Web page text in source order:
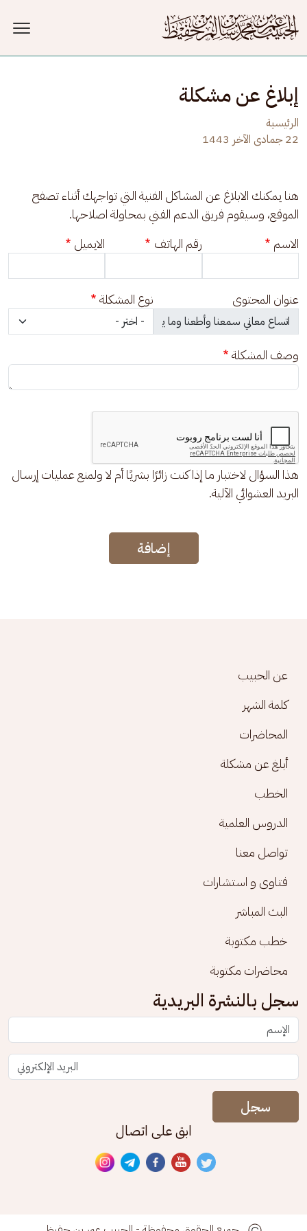
إبلاغ عن مشكلة
الرئيسية
22 جمادى الآخر 1443
هنا يمكنك الابلاغ عن المشاكل الفنية التي تواجهك أثناء تصفح
الموقع، وسيقوم فريق الدعم الفني بمحاولة اصلاحها.
الاسم
رقم الهاتف الايميل
عنوان المحتوى نوع المشكلة
وصف المشكلة
هذا السؤال لاختبار ما إذا كنت زائرًا بشريًا أم لا ولمنع عمليات إرسال
البريد العشوائي الآلية.
إضافة
Footer menu
عن الحبيب
كلمة الشهر
المحاضرات
أبلغ عن مشكلة
الخطب
الدروس العلمية
تواصل معنا
فتاوى و استشارات
البث المباشر
خطب مكتوبة
محاضرات مكتوبة
سجل بالنشرة البريدية
سجل
ابق على اتصال